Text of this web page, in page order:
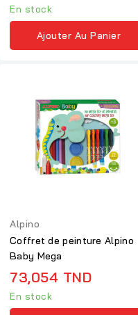
En stock
Ajouter Au Panier
Alpino
Coffret de peinture Alpino
Baby Mega
73,054 TND
En stock